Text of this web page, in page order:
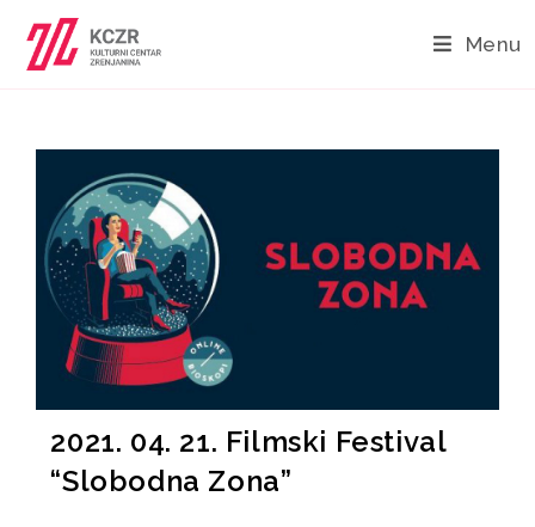
Menu
2021. 04. 21. Filmski Festival
“Slobodna Zona”